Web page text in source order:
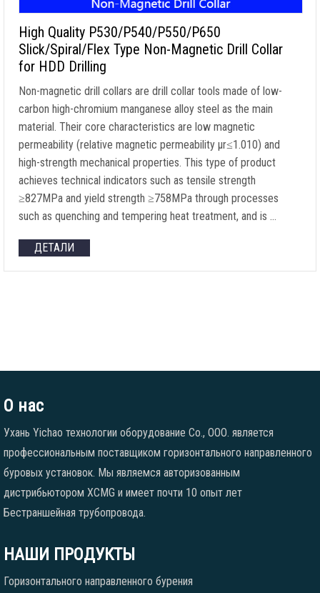
High Quality P530/P540/P550/P650
Slick/Spiral/Flex Type Non-Magnetic Drill Collar
for HDD Drilling
Non-magnetic drill collars are drill collar tools made of low-
carbon high-chromium manganese alloy steel as the main
material. Their core characteristics are low magnetic
permeability (relative magnetic permeability μr≤1.010) and
high-strength mechanical properties. This type of product
achieves technical indicators such as tensile strength
≥827MPa and yield strength ≥758MPa through processes
such as quenching and tempering heat treatment, and is …
ДЕТАЛИ
О нас
Ухань Yichao технологии оборудование Co., ООО. является
профессиональным поставщиком горизонтального направленного
буровых установок. Мы являемся авторизованным
дистрибьютором XCMG и имеет почти 10 опыт лет
Бестраншейная трубопровода.
НАШИ ПРОДУКТЫ
Горизонтального направленного бурения